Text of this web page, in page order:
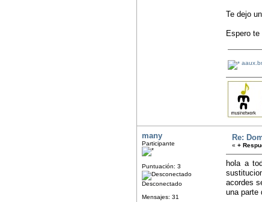
Te dejo
Espero
many
Participante
Puntuación: 3
Desconectado
Mensajes: 31
Re:
« +
hola a
acordes
una parte